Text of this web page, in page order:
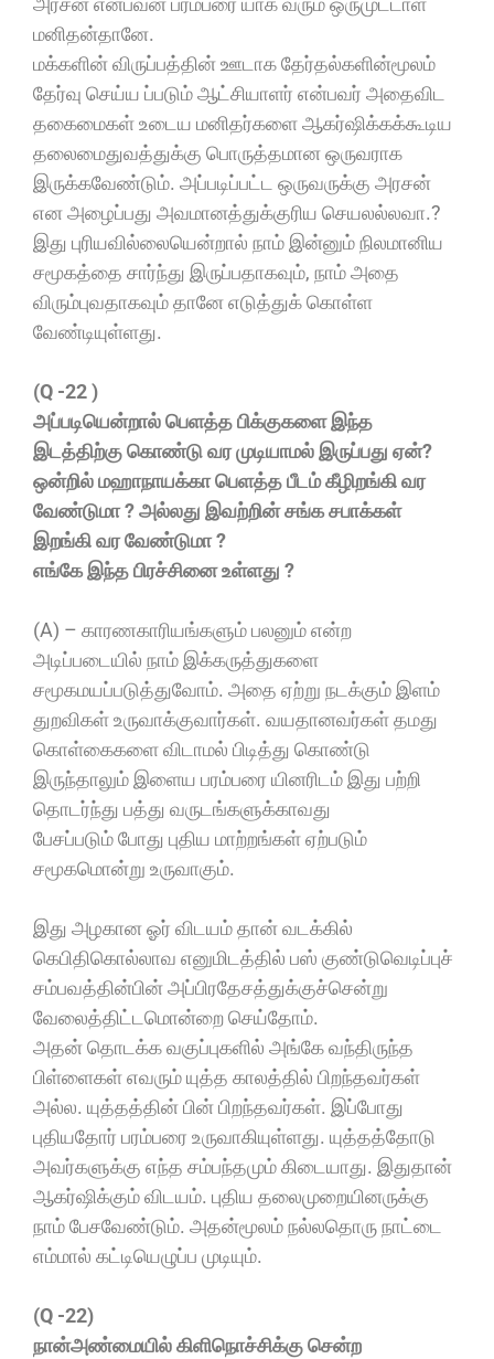
மனிதன்தானே.
மக்களின் விருப்பத்தின் ஊடாக தேர்தல்களின்மூலம்
தேர்வு செய்ய ப்படும் ஆட்சியாளர் என்பவர் அதைவிட
தகைமைகள் உடைய மனிதர்களை ஆகர்ஷிக்கக்கூடிய
தலைமைதுவத்துக்கு பொருத்தமான ஒருவராக
இருக்கவேண்டும். அப்படிப்பட்ட ஒருவருக்கு அரசன்
என அழைப்பது அவமானத்துக்குரிய செயலல்லவா.?
இது புரியவில்லையென்றால் நாம் இன்னும் நிலமானிய
சமூகத்தை சார்ந்து இருப்பதாகவும், நாம் அதை
விரும்புவதாகவும் தானே எடுத்துக் கொள்ள
வேண்டியுள்ளது.
(Q -22 )
அப்படியென்றால் பெளத்த பிக்குகளை இந்த
இடத்திற்கு கொண்டு வர முடியாமல் இருப்பது ஏன்?
ஒன்றில் மஹாநாயக்கா பெளத்த பீடம் கீழிறங்கி வர
வேண்டுமா ? அல்லது இவற்றின் சங்க சபாக்கள்
இறங்கி வர வேண்டுமா ?
எங்கே இந்த பிரச்சினை உள்ளது ?
(A) – காரணகாரியங்களும் பலனும் என்ற
அடிப்படையில் நாம் இக்கருத்துகளை
சமூகமயப்படுத்துவோம். அதை ஏற்று நடக்கும் இளம்
துறவிகள் உருவாக்குவார்கள். வயதானவர்கள் தமது
கொள்கைகளை விடாமல் பிடித்து கொண்டு
இருந்தாலும் இளைய பரம்பரை யினரிடம் இது பற்றி
தொடர்ந்து பத்து வருடங்களுக்காவது
பேசப்படும் போது புதிய மாற்றங்கள் ஏற்படும்
சமூகமொன்று உருவாகும்.
இது அழகான ஓர் விடயம் தான் வடக்கில்
கெபிதிகொல்லாவ எனுமிடத்தில் பஸ் குண்டுவெடிப்புச்
சம்பவத்தின்பின் அப்பிரதேசத்துக்குச்சென்று
வேலைத்திட்டமொன்றை செய்தோம்.
அதன் தொடக்க வகுப்புகளில் அங்கே வந்திருந்த
பிள்ளைகள் எவரும் யுத்த காலத்தில் பிறந்தவர்கள்
அல்ல. யுத்தத்தின் பின் பிறந்தவர்கள். இப்போது
புதியதோர் பரம்பரை உருவாகியுள்ளது. யுத்தத்தோடு
அவர்களுக்கு எந்த சம்பந்தமும் கிடையாது. இதுதான்
ஆகர்ஷிக்கும் விடயம். புதிய தலைமுறையினருக்கு
நாம் பேசவேண்டும். அதன்மூலம் நல்லதொரு நாட்டை
எம்மால் கட்டியெழுப்ப முடியும்.
(Q -22)
நான்அண்மையில் கிளிநொச்சிக்கு சென்ற